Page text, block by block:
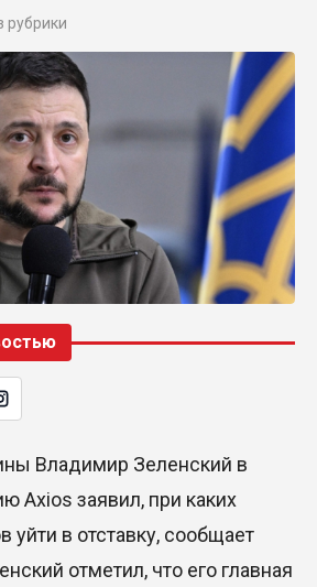
рубрики
Владимир Зеленский в
Axios заявил, при каких
уйти в отставку, сообщает
отметил, что его главная